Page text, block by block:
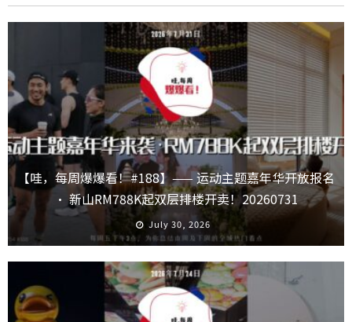
【哇，每周爆爆看！#188】—— 运动主题嘉年华开放报名
· 新山RM788K起双层排楼开卖！20260731
July 30, 2026